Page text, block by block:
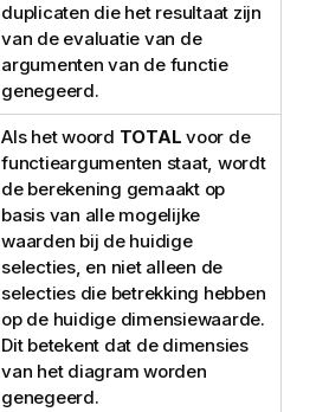
duplicaten die het resultaat zijn
van de evaluatie van de
argumenten van de functie
genegeerd.
Als het woord TOTAL voor de
functieargumenten staat, wordt
de berekening gemaakt op
basis van alle mogelijke
waarden bij de huidige
selecties, en niet alleen de
selecties die betrekking hebben
op de huidige dimensiewaarde.
Dit betekent dat de dimensies
van het diagram worden
genegeerd.